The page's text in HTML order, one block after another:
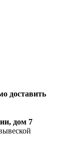
доставить
дом 7